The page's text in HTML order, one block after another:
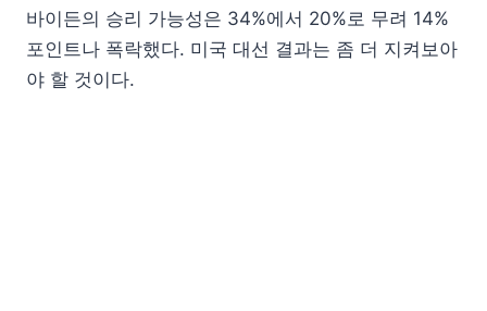
바이든의 승리 가능성은 34%에서 20%로 무려 14%
포인트나 폭락했다. 미국 대선 결과는 좀 더 지켜보아
야 할 것이다.